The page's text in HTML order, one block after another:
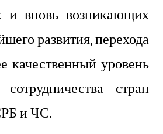
и вновь возникающих
развития, перехода
качественный уровень
сотрудничества стран
и ЧС.